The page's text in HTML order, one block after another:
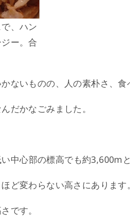
、ハン
ー。合
ないものの、人の素朴さ、食
だかなごみました。
中心部の標高でも約3,600mと
ど変わらない高さにあります。
です。